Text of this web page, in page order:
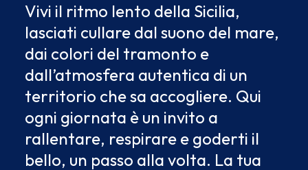
Vivi il ritmo lento della Sicilia,
lasciati cullare dal suono del mare,
dai colori del tramonto e
dall’atmosfera autentica di un
territorio che sa accogliere. Qui
ogni giornata è un invito a
rallentare, respirare e goderti il
bello, un passo alla volta. La tua